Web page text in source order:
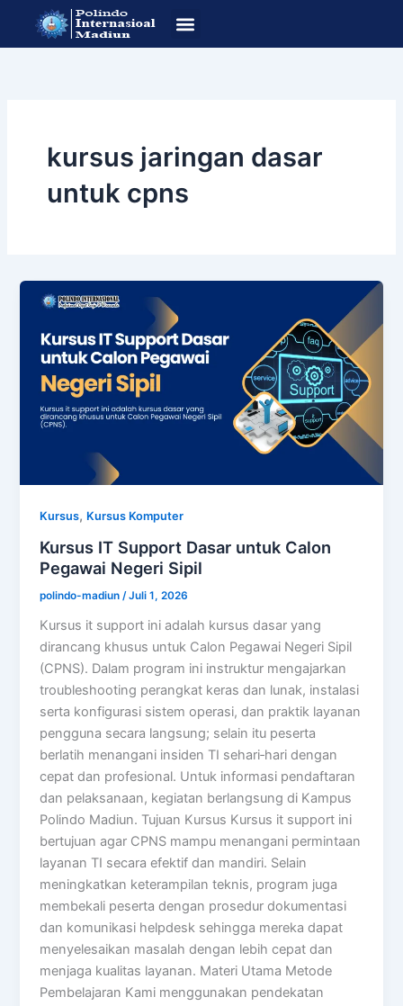
konten
kursus jaringan dasar
untuk cpns
Kursus, Kursus Komputer
Kursus IT Support Dasar untuk Calon
Pegawai Negeri Sipil
polindo-madiun /Juli 1, 2026
Kursus it support ini adalah kursus dasar yang
dirancang khusus untuk Calon Pegawai Negeri Sipil
(CPNS). Dalam program ini instruktur mengajarkan
troubleshooting perangkat keras dan lunak, instalasi
serta konfigurasi sistem operasi, dan praktik layanan
pengguna secara langsung; selain itu peserta
berlatih menangani insiden TI sehari‑hari dengan
cepat dan profesional. Untuk informasi pendaftaran
dan pelaksanaan, kegiatan berlangsung di Kampus
Polindo Madiun. Tujuan Kursus Kursus it support ini
bertujuan agar CPNS mampu menangani permintaan
layanan TI secara efektif dan mandiri. Selain
meningkatkan keterampilan teknis, program juga
membekali peserta dengan prosedur dokumentasi
dan komunikasi helpdesk sehingga mereka dapat
menyelesaikan masalah dengan lebih cepat dan
menjaga kualitas layanan. Materi Utama Metode
Pembelajaran Kami menggunakan pendekatan